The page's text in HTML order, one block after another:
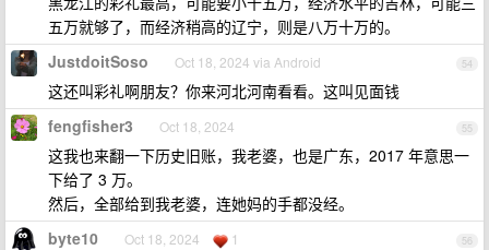
五万就够了，而经济稍高的辽宁，则是八万十万的。
54
JustdoitSoso Oct 18, 2024 via Android
这还叫彩礼啊朋友？你来河北河南看看。这叫见面钱
55
fengfisher3 Oct 18, 2024
这我也来翻一下历史旧账，我老婆，也是广东，2017 年意思一
下给了 3 万。
然后，全部给到我老婆，连她妈的手都没经。
56
byte10 Oct 18, 2024 1